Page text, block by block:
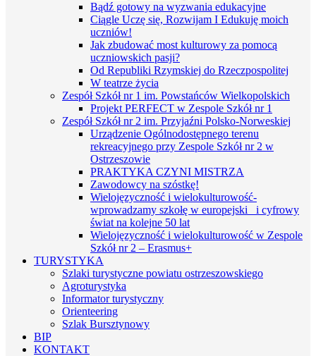
Bądź gotowy na wyzwania edukacyjne
Ciągle Uczę się, Rozwijam I Edukuję moich
uczniów!
Jak zbudować most kulturowy za pomocą
uczniowskich pasji?
Od Republiki Rzymskiej do Rzeczpospolitej
W teatrze życia
Zespół Szkół nr 1 im. Powstańców Wielkopolskich
Projekt PERFECT w Zespole Szkół nr 1
Zespół Szkół nr 2 im. Przyjaźni Polsko-Norweskiej
Urządzenie Ogólnodostępnego terenu
rekreacyjnego przy Zespole Szkół nr 2 w
Ostrzeszowie
PRAKTYKA CZYNI MISTRZA
Zawodowcy na szóstkę!
Wielojęzyczność i wielokulturowość-
wprowadzamy szkołę w europejski i cyfrowy
świat na kolejne 50 lat
Wielojęzyczność i wielokulturowość w Zespole
Szkół nr 2 – Erasmus+
TURYSTYKA
Szlaki turystyczne powiatu ostrzeszowskiego
Agroturystyka
Informator turystyczny
Orienteering
Szlak Bursztynowy
BIP
KONTAKT